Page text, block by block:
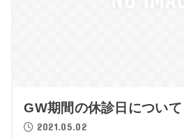
GW期間の休診日について
2021.05.02